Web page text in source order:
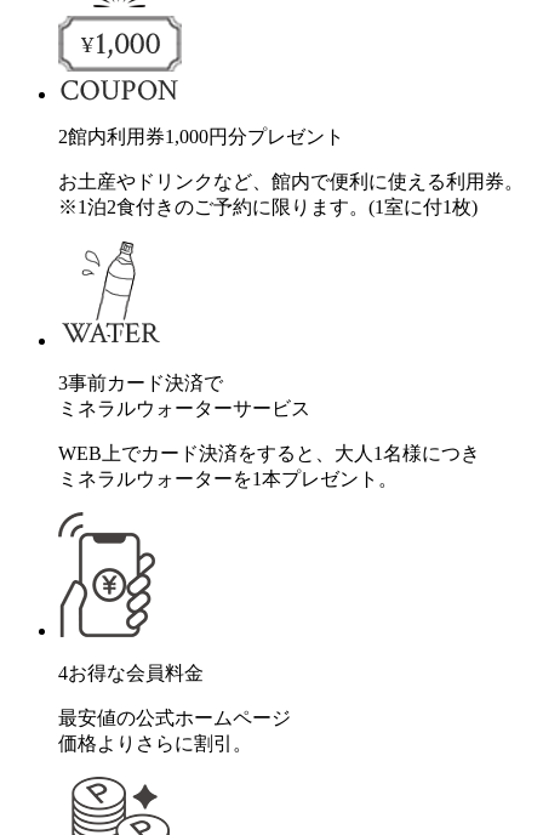
2館内利用券1,000円分プレゼント
お土産やドリンクなど、館内で便利に使える利用券。
※1泊2食付きのご予約に限ります。(1室に付1枚)
3事前カード決済で
ミネラルウォーターサービス
WEB上でカード決済をすると、大人1名様につき
ミネラルウォーターを1本プレゼント。
4お得な会員料金
最安値の公式ホームページ
価格よりさらに割引。